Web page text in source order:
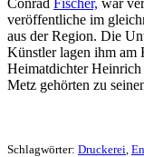
veröffentliche im
aus der Region. Die
Künstler lagen ihm am
Heimatdichter
Metz gehörten zu
Schlagwörter: Druckerei